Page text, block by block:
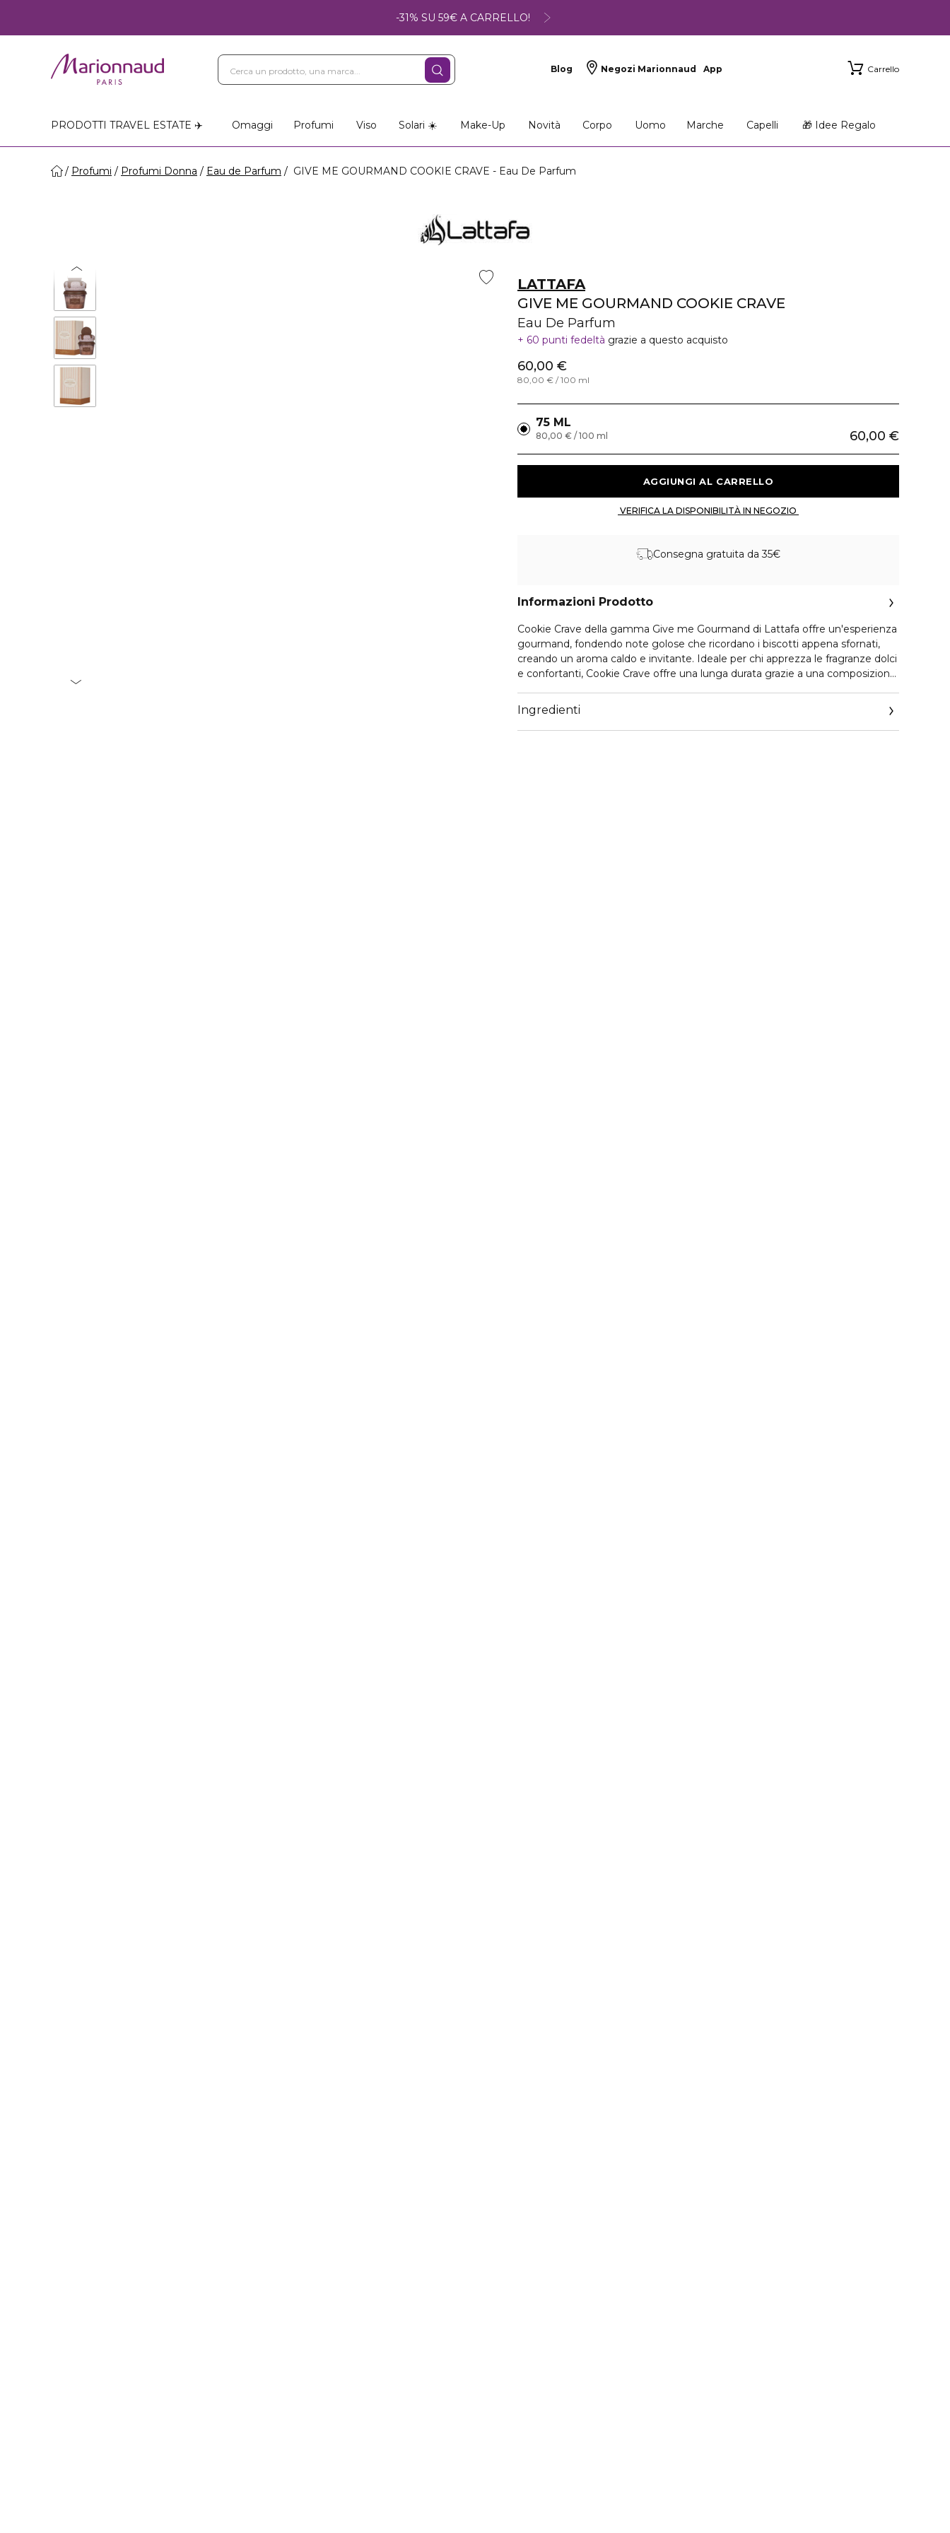
-31% SU 59€ A CARRELLO!
Blog Negozi Marionnaud App Carrello
PRODOTTI TRAVEL ESTATE ✈️ Omaggi Profumi Viso Solari ☀️ Make-Up Novità Corpo Uomo Marche Capelli 🎁 Idee Regalo
Profumi Profumi Donna Eau de Parfum GIVE ME GOURMAND COOKIE CRAVE - Eau De Parfum
LATTAFA
GIVE ME GOURMAND COOKIE CRAVE
Eau De Parfum
60 punti fedeltà grazie a questo acquisto
60,00 €
80,00 € / 100 ml
75 ML
60,00 €
80,00 € / 100 ml
Consegna gratuita da 35€
Informazioni Prodotto
Cookie Crave della gamma Give me Gourmand di Lattafa offre un'esperienza
gourmand, fondendo note golose che ricordano i biscotti appena sfornati,
creando un aroma caldo e invitante. Ideale per chi apprezza le fragranze dolci
e confortanti, Cookie Crave offre una lunga durata grazie a una composizione
quotidiano, esalta la tua presenza con una dolcezza delicata e un tocco
raffinato.
Ingredienti